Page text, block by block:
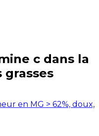
c dans la
grasses
en MG > 62%, doux,